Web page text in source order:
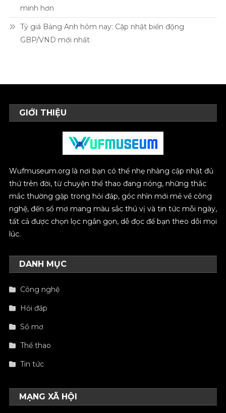
minh hơn
Tỷ giá Bảng Anh hôm nay: Cập nhật biến động
GBP/VND mới nhất
GIỚI THIỆU
Wufmuseum.org là nơi bạn có thể nhẹ nhàng cập nhật đủ
thứ trên đời, từ chuyện thể thao đang nóng, những thắc
mắc thường gặp trong hỏi đáp, góc nhìn mới mẻ về công
nghệ, đến sổ mơ mang màu sắc thú vị và tin tức mỗi ngày,
tất cả được chọn lọc ngắn gọn, dễ đọc để bạn theo dõi mọi
lúc.
DANH MỤC
Công nghệ
Hỏi đáp
Sổ mơ
Thể thao
Tin tức
MẠNG XÃ HỘI